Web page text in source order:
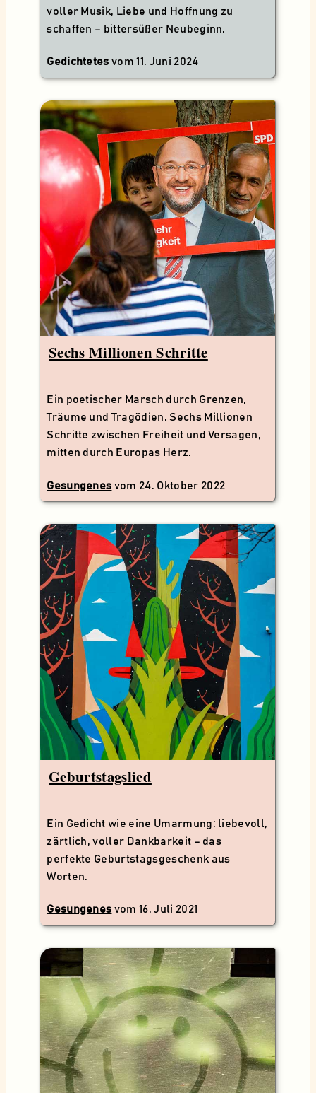
voller Musik, Liebe und Hoffnung zu
schaffen – bittersüßer Neubeginn.
Gedichtetes vom11. Juni 2024
Sechs Millionen Schritte
Ein poetischer Marsch durch Grenzen,
Träume und Tragödien. Sechs Millionen
Schritte zwischen Freiheit und Versagen,
mitten durch Europas Herz.
Gesungenes vom 24. Oktober 2022
Geburtstagslied
Ein Gedicht wie eine Umarmung: liebevoll,
zärtlich, voller Dankbarkeit – das
perfekte Geburtstagsgeschenk aus
Worten.
Gesungenes vom16. Juli 2021